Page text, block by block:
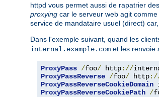
httpd vous permet aussi de rapatrier
proxying car le serveur web agit
service de mandataire usuel (direct)
Dans l'exemple suivant, quand les
internal.example.com et les renvoie
ProxyPass /foo/ http://
ProxyPassReverse /foo/ http
ProxyPassReverseCookieDomain
ProxyPassReverseCookiePath /